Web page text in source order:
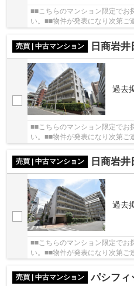
■■こちらのマンション限定でお
い。■■物件が発表になり次第ご
売買 | 中古マンション 日商岩
過去
■■こちらのマンション限定でお
い。■■物件が発表になり次第ご
売買 | 中古マンション 日商岩
過去
■■こちらのマンション限定でお
い。■■物件が発表になり次第ご
売買 | 中古マンション パシフィ